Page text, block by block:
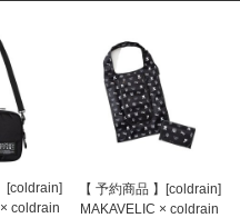
[coldrain]
coldrain
【 予約商品 】[coldrain]
MAKAVELIC × coldrain